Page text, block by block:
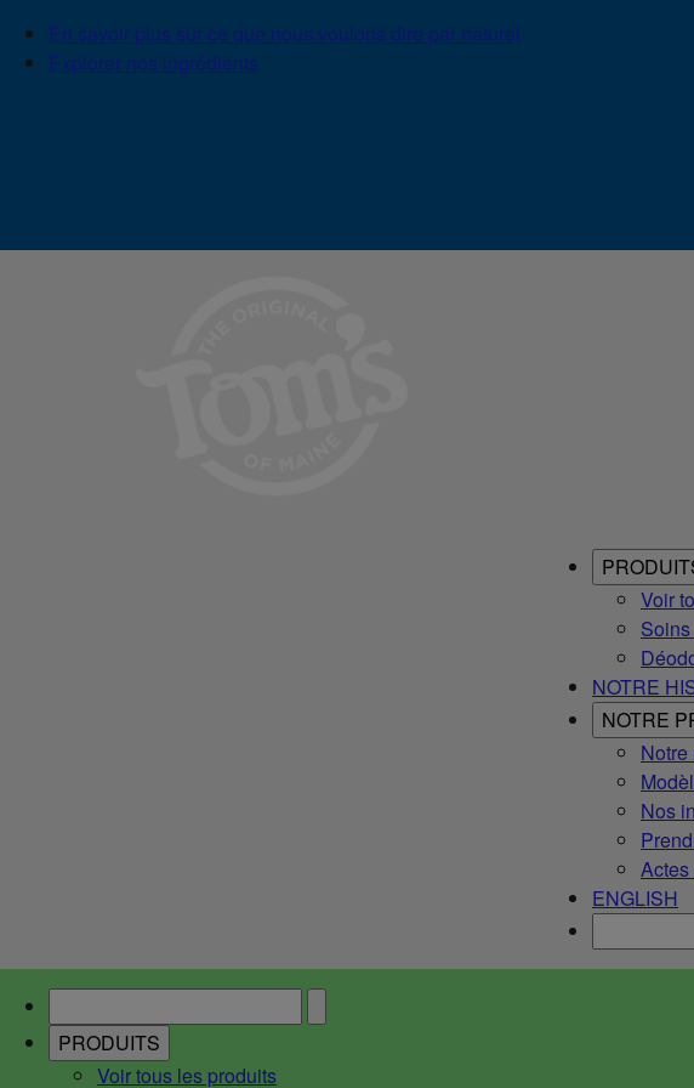
En savoir plus sur ce que nous voulons dire par naturel
Explorer nos ingrédients
Voir
NOTRE
NOTRE
Notre
Nos
Actes
ENGLISH
PRODUITS
Voir tous les produits